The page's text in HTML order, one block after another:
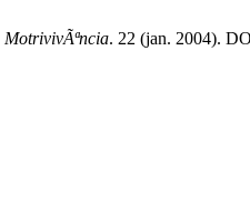
MotrivivÃªncia. 22 (jan. 2004).